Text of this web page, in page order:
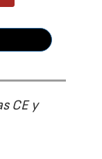
CE y